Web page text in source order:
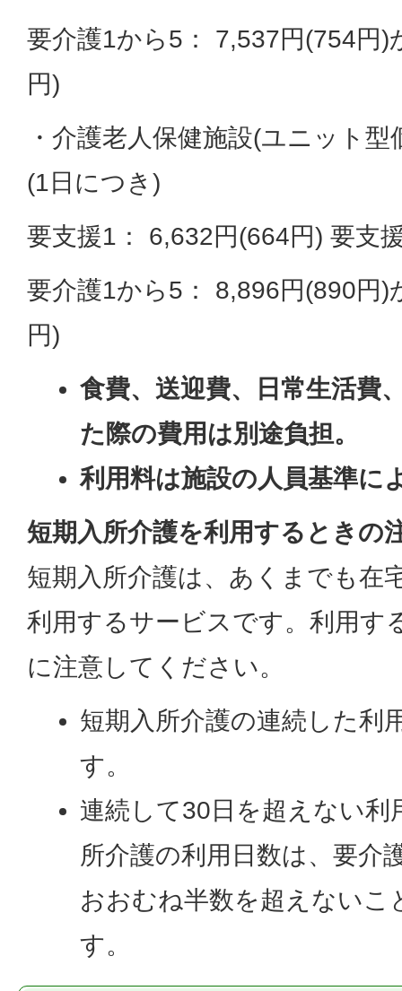
要介護1から5： 7,537円(754円)
円)
・介護老人保健施設(ユニット
(1日につき)
要支援1： 6,632円(664円) 要支
要介護1から5： 8,896円(890円)
円)
食費、送迎費、日常生活費
た際の費用は別途負担。
利用料は施設の人員基準に
短期入所介護を利用するときの
短期入所介護は、あくまでも在
利用するサービスです。利用す
に注意してください。
短期入所介護の連続した利
す。
連続して30日を超えない利
所介護の利用日数は、要介
おおむね半数を超えないこ
す。